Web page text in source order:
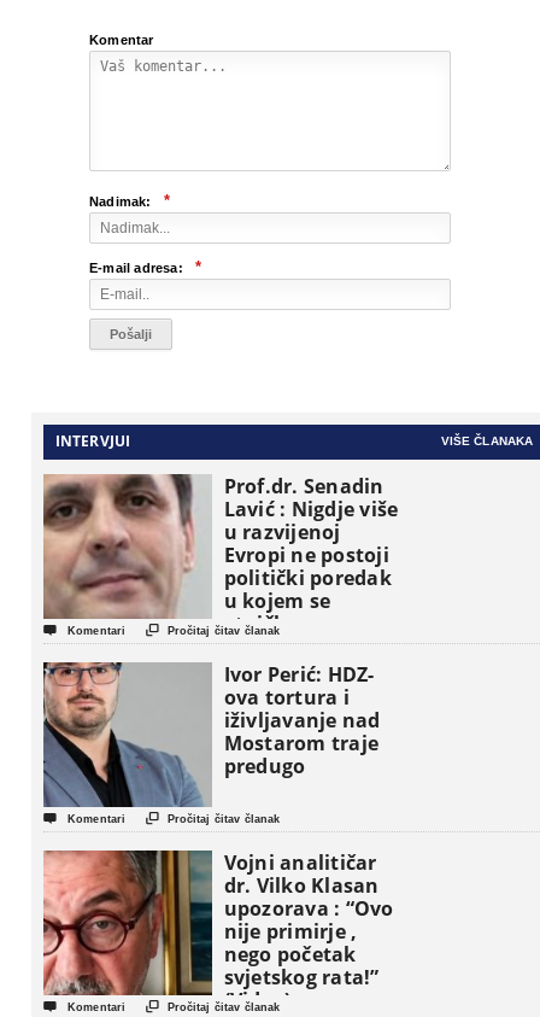
Komentar
Nadimak: *
E-mail adresa: *
INTERVJUI VIŠE ČLANAKA
Prof.dr. Senadin
Lavić : Nigdje više
u razvijenoj
Evropi ne postoji
politički poredak
u kojem se
etničke grupe
pojavljuju kao
osnovne
političke jedinice
 Komentari  Pročitaj čitav članak
Ivor Perić: HDZ-
ova tortura i
iživljavanje nad
Mostarom traje
predugo
 Komentari  Pročitaj čitav članak
Vojni analitičar
dr. Vilko Klasan
upozorava : “Ovo
nije primirje ,
nego početak
svjetskog rata!”
(Video)
 Komentari  Pročitaj čitav članak